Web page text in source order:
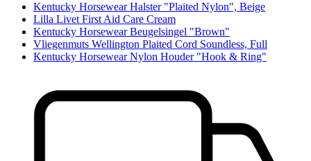
Kentucky Horsewear Halster "Plaited Nylon", Beige
Lilla Livet First Aid Care Cream
Kentucky Horsewear Beugelsingel "Brown"
Vliegenmuts Wellington Plaited Cord Soundless, Full
Kentucky Horsewear Nylon Houder "Hook & Ring"